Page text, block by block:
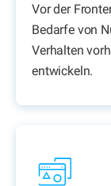
Vor der
Bedarfe von
Verhalten
entwickeln.